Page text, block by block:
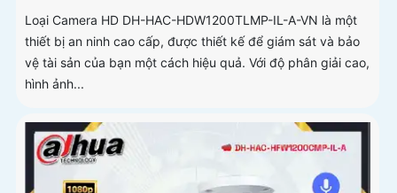
Loại Camera HD DH-HAC-HDW1200TLMP-IL-A-VN là một
thiết bị an ninh cao cấp, được thiết kế để giám sát và bảo
vệ tài sản của bạn một cách hiệu quả. Với độ phân giải cao,
hình ảnh...